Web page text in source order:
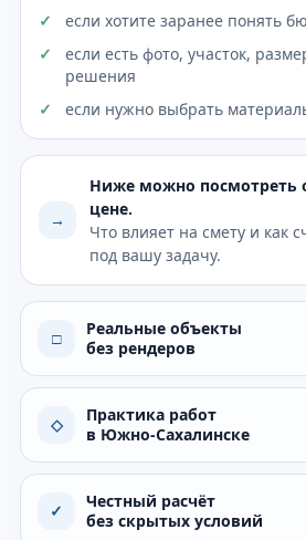
если хотите заранее понять
если есть фото, участок,
решения
если нужно выбрать
→
Ниже можно посмотреть
цене.
Что влияет на смету и как
под вашу задачу.
□
Реальные объекты
без рендеров
◇
Практика работ
в Южно-Сахалинске
✓
Честный расчёт
без скрытых условий